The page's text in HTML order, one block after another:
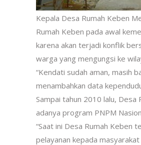
Kepala Desa Rumah Keben
Rumah Keben pada awal
karena akan terjadi konflik
warga yang mengungsi ke
“Kendati sudah aman, masih
menambahkan data
Sampai tahun 2010 lalu,
adanya program PNPM
“Saat ini Desa Rumah Keben
pelayanan kepada